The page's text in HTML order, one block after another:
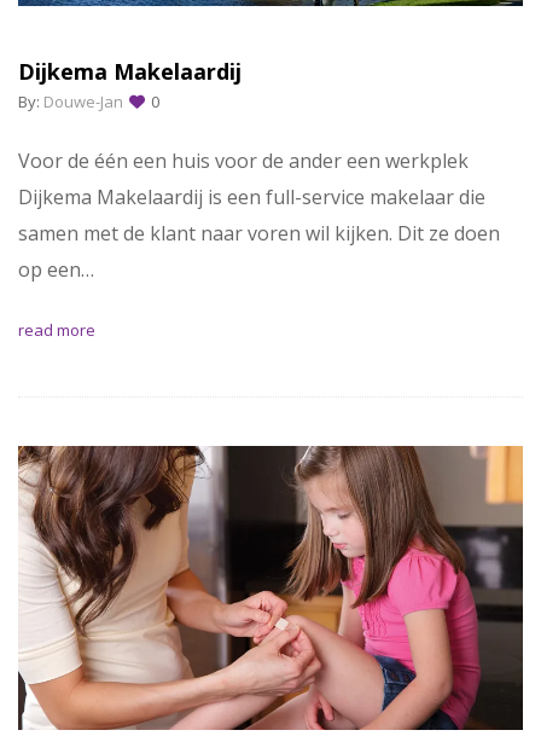
Dijkema Makelaardij
By: Douwe-Jan 0
Voor de één een huis voor de ander een werkplek
Dijkema Makelaardij is een full-service makelaar die
samen met de klant naar voren wil kijken. Dit ze doen
op een…
read more